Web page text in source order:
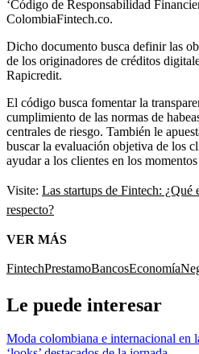
‘Código de Responsabilidad
ColombiaFintech.co.
Dicho documento busca definir las
de los originadores de créditos
Rapicredit.
El código busca fomentar la
cumplimiento de las normas de
centrales de riesgo. También le
buscar la evaluación objetiva de los
ayudar a los clientes en los
Visite: Las startups de Fintech: ¿Qué
respecto?
VER MÁS
FintechPrestamoBancosEconomía
Le puede interesar
Moda colombiana e internacional en